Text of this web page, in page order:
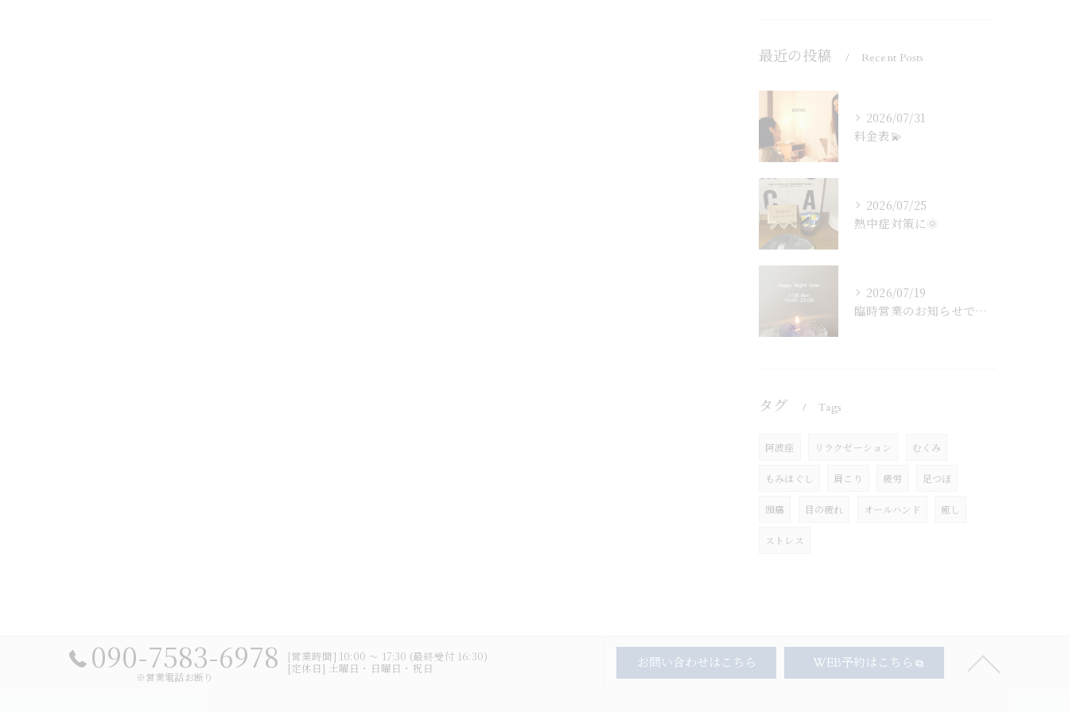
最近の投稿 Recent Posts
2026/07/31
料金表💫
2026/07/25
熱中症対策に🌞
2026/07/19
臨時営業のお知らせです🐈‍⬛🌙
タグ Tags
阿波座 リラクゼーション むくみ
もみほぐし 肩こり 疲労 足つぼ
頭痛 目の疲れ オールハンド 癒し
ストレス
090-7583-6978
※営業電話お断り
[営業時間] 10:00 〜 17:30 (最終受付 16:30)
[定休日] 土曜日・日曜日・祝日
お問い合わせはこちら WEB予約はこちら